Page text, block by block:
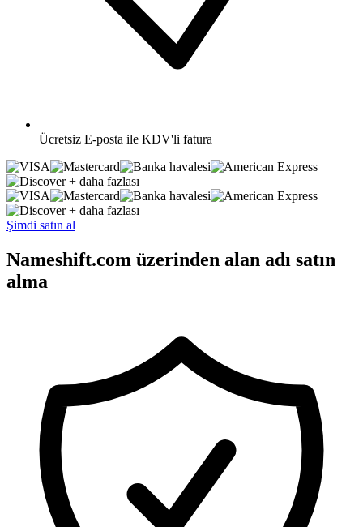
Ücretsiz E-posta ile KDV'li fatura
+ daha fazlası
+ daha fazlası
Şimdi satın al
Nameshift.com üzerinden alan adı satın
alma